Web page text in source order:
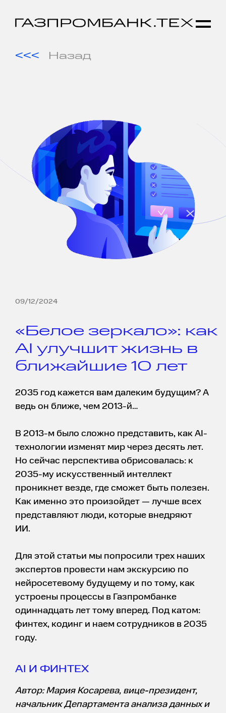
Назад
09/12/2024
«Белое зеркало»: как
AI улучшит жизнь в
ближайшие 10 лет
2035 год кажется вам далеким будущим? А
ведь он ближе, чем 2013-й…
В 2013-м было сложно представить, как AI-
технологии изменят мир через десять лет.
Но сейчас перспектива обрисовалась: к
2035-му искусственный интеллект
проникнет везде, где сможет быть полезен.
Как именно это произойдет — лучше всех
представляют люди, которые внедряют
ИИ.
Для этой статьи мы попросили трех наших
экспертов провести нам экскурсию по
нейросетевому будущему и по тому, как
устроены процессы в Газпромбанке
одиннадцать лет тому вперед. Под катом:
финтех, кодинг и наем сотрудников в 2035
году.
AI И ФИНТЕХ
Автор: Мария Косарева, вице-президент,
начальник Департамента анализа данных и